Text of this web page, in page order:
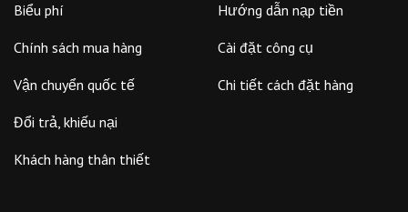
Biểu phí
Chính sách mua hàng
Vận chuyển quốc tế
Đổi trả, khiếu nại
Khách hàng thân thiết
Hướng dẫn nạp tiền
Cài đặt công cụ
Chi tiết cách đặt hàng